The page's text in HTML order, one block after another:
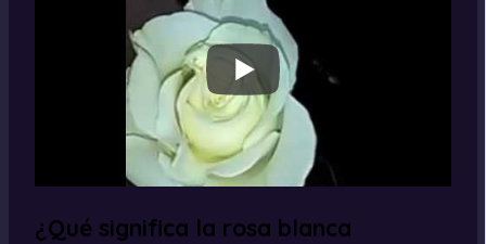
¿Qué significa la rosa blanca